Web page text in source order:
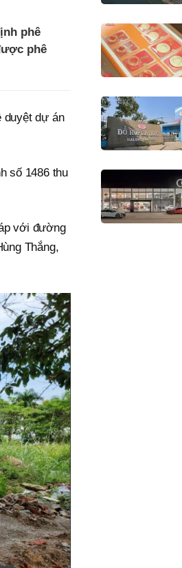
phê
phê
duyệt dự án
số 1486 thu
với đường
Thắng,